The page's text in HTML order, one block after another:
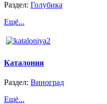
Раздел: Голубика
Ещё...
Каталония
Раздел: Виноград
Ещё...